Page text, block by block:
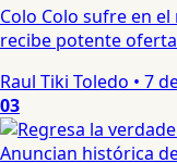
Colo Colo sufre en
recibe potente
Raul Tiki Toledo • 7
03